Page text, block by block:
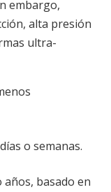
embargo,
alta presión
ultra-
o semanas.
basado en